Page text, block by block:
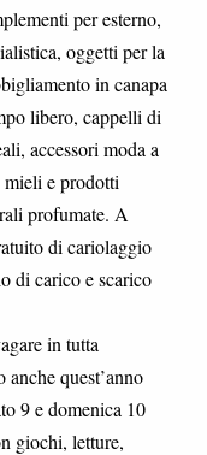
per esterno,
oggetti per la
in canapa
libero, cappelli di
accessori moda a
mieli e prodotti
profumate. A
di cariolaggio
di carico e scarico
in tutta
quest’anno
9 e domenica 10
giochi, letture,